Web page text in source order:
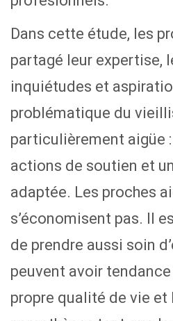
Dans cette étude, les
partagé leur expertise,
inquiétudes et
problématique du
particulièrement aigüe
actions de soutien et
adaptée. Les proches
s’économisent pas. Il
de prendre aussi soin
peuvent avoir
propre qualité de vie